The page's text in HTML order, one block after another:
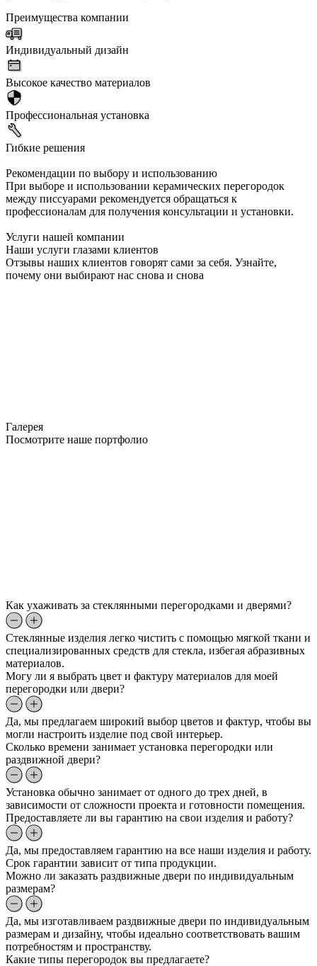
Преимущества компании
Индивидуальный дизайн
Высокое качество материалов
Профессиональная установка
Гибкие решения
Рекомендации по выбору и использованию
При выборе и использовании керамических перегородок
между писсуарами рекомендуется обращаться к
профессионалам для получения консультации и установки.
Услуги нашей компании
Наши услуги глазами клиентов
Отзывы наших клиентов говорят сами за себя. Узнайте,
почему они выбирают нас снова и снова
Галерея
Посмотрите наше портфолио
Как ухаживать за стеклянными перегородками и дверями?
Стеклянные изделия легко чистить с помощью мягкой ткани и
специализированных средств для стекла, избегая абразивных
материалов.
Могу ли я выбрать цвет и фактуру материалов для моей
перегородки или двери?
Да, мы предлагаем широкий выбор цветов и фактур, чтобы вы
могли настроить изделие под свой интерьер.
Сколько времени занимает установка перегородки или
раздвижной двери?
Установка обычно занимает от одного до трех дней, в
зависимости от сложности проекта и готовности помещения.
Предоставляете ли вы гарантию на свои изделия и работу?
Да, мы предоставляем гарантию на все наши изделия и работу.
Срок гарантии зависит от типа продукции.
Можно ли заказать раздвижные двери по индивидуальным
размерам?
Да, мы изготавливаем раздвижные двери по индивидуальным
размерам и дизайну, чтобы идеально соответствовать вашим
потребностям и пространству.
Какие типы перегородок вы предлагаете?